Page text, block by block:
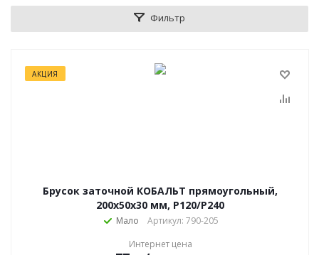
Фильтр
АКЦИЯ
Брусок заточной КОБАЛЬТ прямоугольный,
200х50х30 мм, P120/P240
Мало
Артикул: 790-205
Интернет цена